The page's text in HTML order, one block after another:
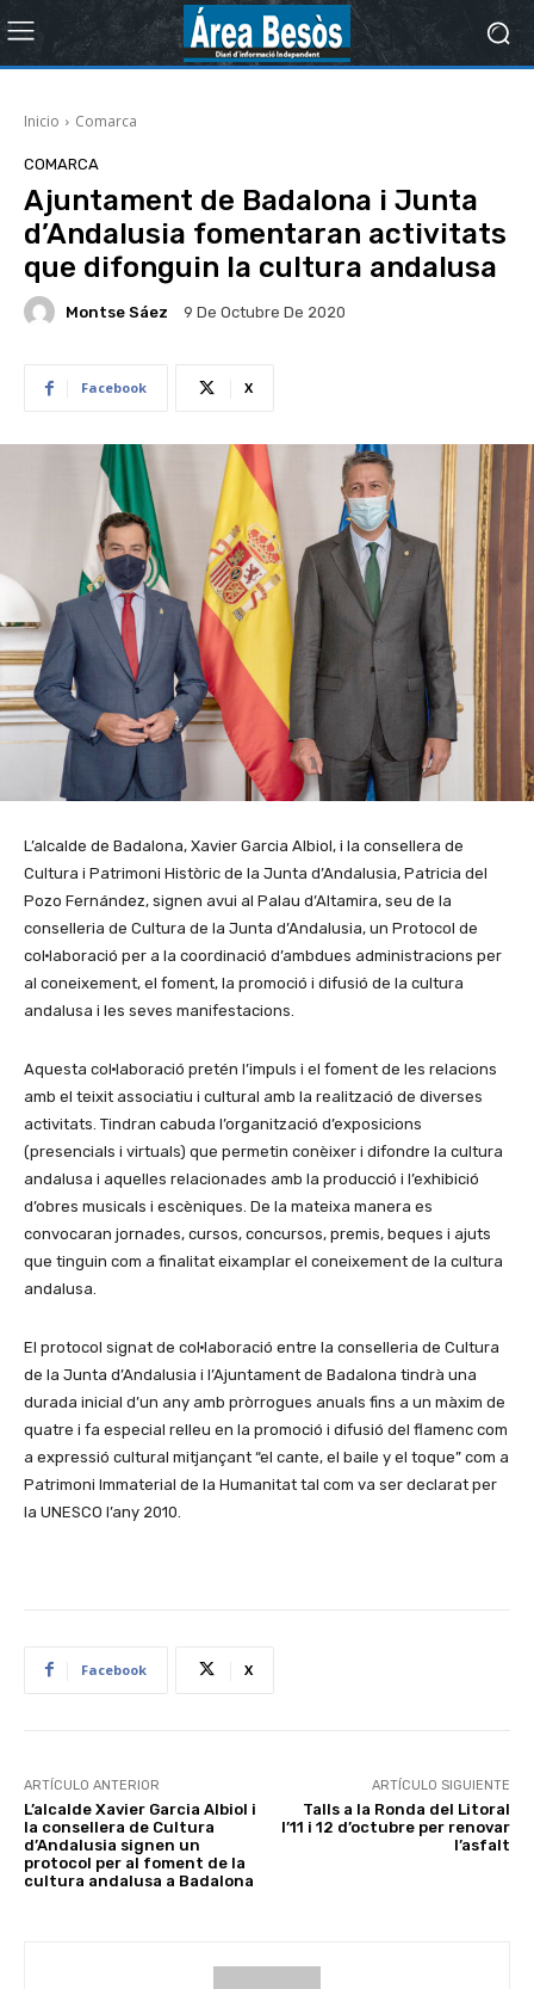
Inicio Comarca
COMARCA
Ajuntament de Badalona i Junta
d’Andalusia fomentaran activitats
que difonguin la cultura andalusa
Montse Sáez 9 De Octubre De 2020
Facebook X
L’alcalde de Badalona, Xavier Garcia Albiol, i la consellera de
Cultura i Patrimoni Històric de la Junta d’Andalusia, Patricia del
Pozo Fernández, signen avui al Palau d’Altamira, seu de la
conselleria de Cultura de la Junta d’Andalusia, un Protocol de
col·laboració per a la coordinació d’ambdues administracions per
al coneixement, el foment, la promoció i difusió de la cultura
andalusa i les seves manifestacions.
Aquesta col·laboració pretén l’impuls i el foment de les relacions
amb el teixit associatiu i cultural amb la realització de diverses
activitats. Tindran cabuda l’organització d’exposicions
(presencials i virtuals) que permetin conèixer i difondre la cultura
andalusa i aquelles relacionades amb la producció i l’exhibició
d’obres musicals i escèniques. De la mateixa manera es
convocaran jornades, cursos, concursos, premis, beques i ajuts
que tinguin com a finalitat eixamplar el coneixement de la cultura
andalusa.
El protocol signat de col·laboració entre la conselleria de Cultura
de la Junta d’Andalusia i l’Ajuntament de Badalona tindrà una
durada inicial d’un any amb pròrrogues anuals fins a un màxim de
quatre i fa especial relleu en la promoció i difusió del flamenc com
a expressió cultural mitjançant “el cante, el baile y el toque” com a
Patrimoni Immaterial de la Humanitat tal com va ser declarat per
la UNESCO l’any 2010.
Facebook X
ARTÍCULO ANTERIOR
L’alcalde Xavier Garcia Albiol i
la consellera de Cultura
d’Andalusia signen un
protocol per al foment de la
cultura andalusa a Badalona
ARTÍCULO SIGUIENTE
Talls a la Ronda del Litoral
l’11 i 12 d’octubre per renovar
l’asfalt